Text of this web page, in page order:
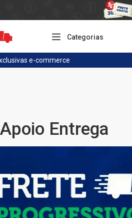
Categorias
e-commerce
Entrega